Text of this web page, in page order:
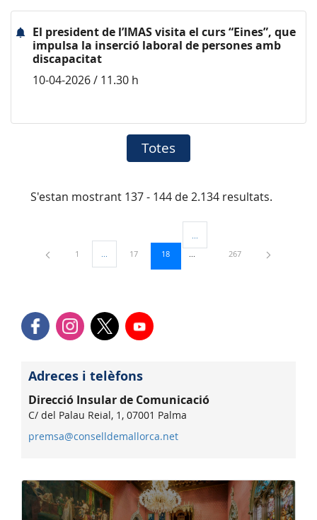
El president de l’IMAS visita el curs “Eines”, que
impulsa la inserció laboral de persones amb
discapacitat
10-04-2026 / 11.30 h
Totes
S'estan mostrant 137 - 144 de 2.134 resultats.
Pàgina
1 ...Pàgines intermèdies Utilitzeu TAB per navegar.
Pàgina
17 Pàgina
18
Pàgines intermèdies Utilitzeu
Pàgina
267
Adreces i telèfons
Direcció Insular de Comunicació
C/ del Palau Reial, 1, 07001 Palma
premsa@conselldemallorca.net